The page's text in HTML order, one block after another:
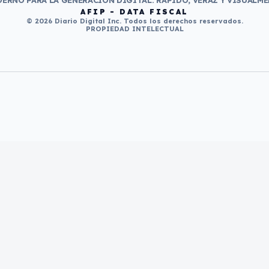
AFIP - DATA FISCAL
© 2026 Diario Digital Inc. Todos los derechos reservados.
PROPIEDAD INTELECTUAL